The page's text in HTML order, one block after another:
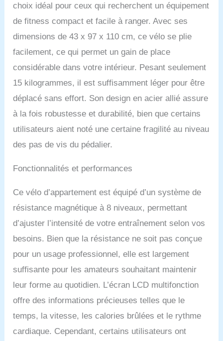
pour économiser de
l'espace et est équipé de
roues de transport
intégrées, facilitant son
rangement et son
déplacement. CONFORT
PERSONNALISABLE : La
hauteur du siège de ce
vélo d'exercice pliable est
ajustable sur 5 niveaux,
de 70 à 80 cm, pour
s'adapter à différentes
tailles d'utilisateurs et
offrir un confort optimal.
votre progression grâce à
données en temps réel et
est équipé de poignées
avec capteurs de
fréquence cardiaque,
rendant ce vélo
d'appartement pliable un
choix judicieux pour les
passionnés de fitness.
totales : 97L x 43l x 110H
cm. Dim. pliées : 43L x
max. : 110 kg.
Assemblage requis.
choix idéal pour ceux qui recherchent un équipement
de fitness compact et facile à ranger. Avec ses
dimensions de 43 x 97 x 110 cm, ce vélo se plie
facilement, ce qui permet un gain de place
considérable dans votre intérieur. Pesant seulement
15 kilogrammes, il est suffisamment léger pour être
déplacé sans effort. Son design en acier allié assure
à la fois robustesse et durabilité, bien que certains
utilisateurs aient noté une certaine fragilité au niveau
des pas de vis du pédalier.
Fonctionnalités et performances
Ce vélo d’appartement est équipé d’un système de
résistance magnétique à 8 niveaux, permettant
d’ajuster l’intensité de votre entraînement selon vos
besoins. Bien que la résistance ne soit pas conçue
pour un usage professionnel, elle est largement
suffisante pour les amateurs souhaitant maintenir
leur forme au quotidien. L’écran LCD multifonction
offre des informations précieuses telles que le
temps, la vitesse, les calories brûlées et le rythme
cardiaque. Cependant, certains utilisateurs ont